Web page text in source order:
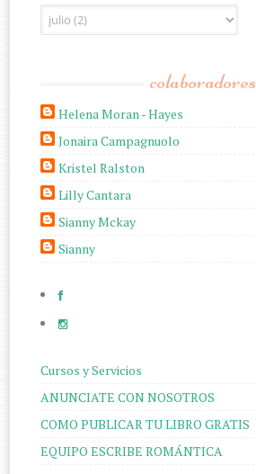
colaboradores
Helena Moran - Hayes
Jonaira Campagnuolo
Kristel Ralston
Lilly Cantara
Sianny Mckay
Sianny
Cursos y Servicios
ANUNCIATE CON NOSOTROS
COMO PUBLICAR TU LIBRO GRATIS
EQUIPO ESCRIBE ROMÁNTICA